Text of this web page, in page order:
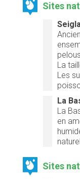
Sites
La
Les
La
La
en
Sites